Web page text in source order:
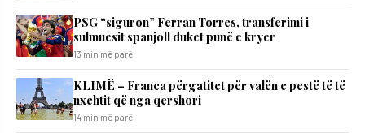
PSG “siguron” Ferran Torres, transferimi i
sulmuesit spanjoll duket punë e kryer
13 min më parë
KLIMË – Franca përgatitet për valën e pestë të të
nxehtit që nga qershori
14 min më parë